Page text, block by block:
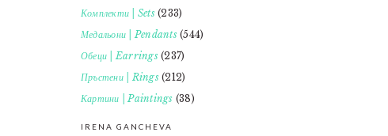
Комплекти | Sets(233)
Медальони | Pendants(544)
Обеци | Earrings(237)
Пръстени | Rings(212)
Картини | Paintings (38)
IRENA GANCHEVA